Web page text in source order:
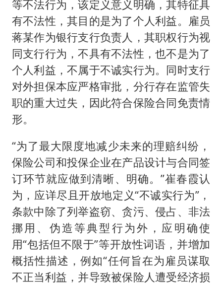
等不法行为，该定义意义明确，其特征具
有不法性，其目的是为了个人利益。雇员
蒋某作为银行支行负责人，其职权行为视
同支行行为，不具有不法性，也不是为了
个人利益，不属于不诚实行为。同时支行
对外担保本应严格审批，分行存在监管失
职的重大过失，因此符合保险合同免责情
形。
“为了最大限度地减少未来的理赔纠纷，
保险公司和投保企业在产品设计与合同签
订环节就应做到清晰、明确。”崔春霞认
为，应详尽且开放地定义“不诚实行为”，
条款中除了列举盗窃、贪污、侵占、非法
挪用、伪造等典型行为外，应明确使
用“包括但不限于”等开放性词语，并增加
概括性描述，例如“任何旨在为雇员谋取
不正当利益，并导致被保险人遭受经济损